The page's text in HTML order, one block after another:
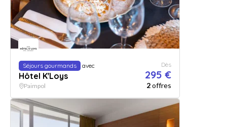
Séjours gourmands avec
Hôtel K'Loys
Dès
295 €
Paimpol 2offres